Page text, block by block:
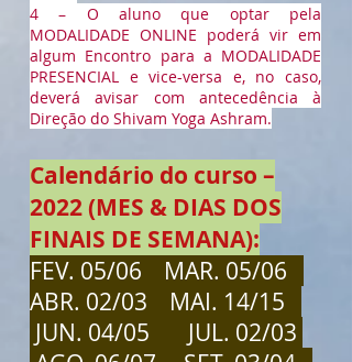
4 – O aluno que optar pela
MODALIDADE ONLINE poderá vir em
algum Encontro para a MODALIDADE
PRESENCIAL e vice-versa e, no caso,
deverá avisar com antecedência à
Direção do Shivam Yoga Ashram.
Calendário do curso –
2022 (MES & DIAS DOS
FINAIS DE SEMANA):
FEV. 05/06 MAR. 05/06
ABR. 02/03 MAI. 14/15
JUN. 04/05 JUL. 02/03